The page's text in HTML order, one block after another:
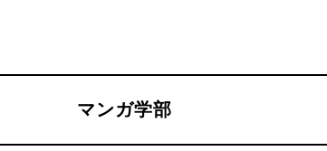
マンガ学部